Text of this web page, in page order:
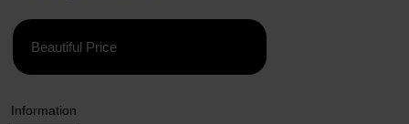
Beautiful Price
Information